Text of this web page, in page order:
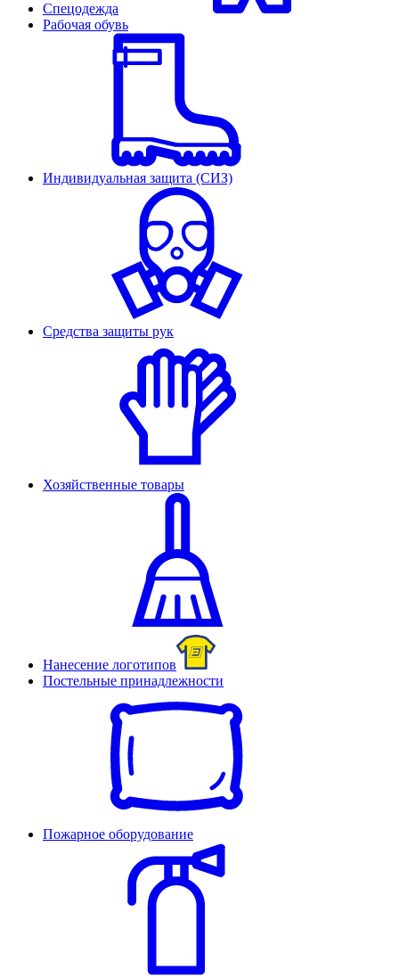
Спецодежда
Рабочая обувь
Индивидуальная защита (СИЗ)
Средства защиты рук
Хозяйственные товары
Нанесение логотипов
Постельные принадлежности
Пожарное оборудование